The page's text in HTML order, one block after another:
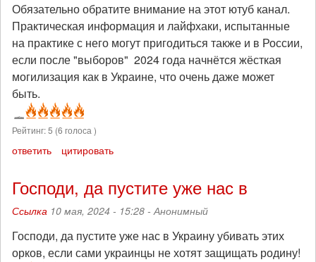
Обязательно обратите внимание на этот ютуб канал.
Практическая информация и лайфхаки, испытанные
на практике с него могут пригодиться также и в России,
если после "выборов" 2024 года начнётся жёсткая
могилизация как в Украине, что очень даже может
быть.
Рейтинг:5 (6 голоса )
ответить цитировать
Господи, да пустите уже нас в
Ссылка 10 мая, 2024 - 15:28 -Анонимный
Господи, да пустите уже нас в Украину убивать этих
орков, если сами украинцы не хотят защищать родину!